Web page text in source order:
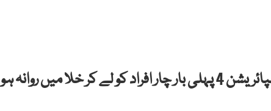
خلائی شٹل اسپیس ایکس نے تاریخ رقم کر دی، انسپائریشن 4 پہلی بار چار افراد کو لے کر خلا میں روانہ ہو